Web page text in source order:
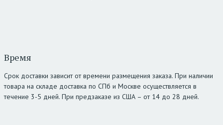
Время
Срок доставки зависит от времени размещения заказа. При наличии
товара на складе доставка по СПб и Москве осуществляется в
течение 3-5 дней. При предзаказе из США – от 14 до 28 дней.